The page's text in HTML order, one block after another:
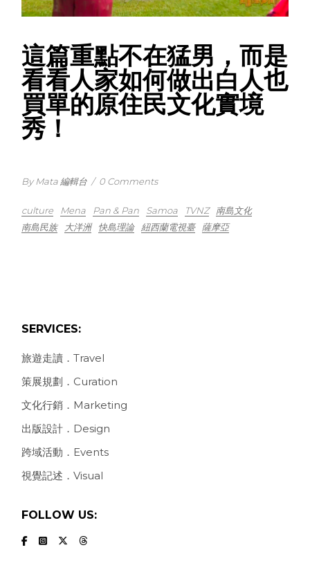
這篇重點不在猛男，而是
看看人家如何做出白人也
買單的原住民文化實境
秀！
By Mata 編輯台 / 0 Comments
culture Mena Pan & Pan Samoa TVNZ
南島文化
南島民族
大洋洲 快島理論 紐西蘭電視臺 薩摩亞
SERVICES:
旅遊走讀．Travel
策展規劃．Curation
文化行銷．Marketing
出版設計．Design
跨域活動．Events
視覺記述．Visual
FOLLOW US: